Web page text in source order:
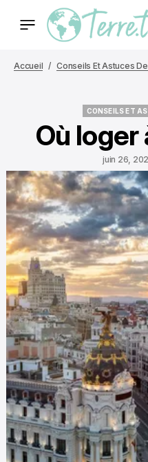
Accueil Conseils Et Astuces
CONSEILS ET
Où loger
juin 26,